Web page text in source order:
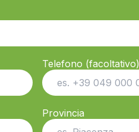
Telefono (facoltativo)
Provincia